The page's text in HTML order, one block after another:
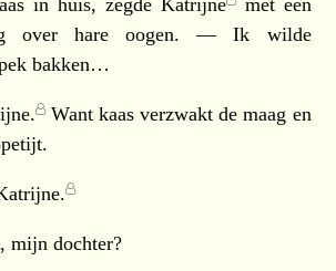
in huis, zegde Katrijne met een
over hare oogen. — Ik wilde
bakken…
Want kaas verzwakt de maag en
mijn dochter?